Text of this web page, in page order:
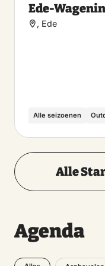
Ede-
, Ede
Alle seizoenen
Alle
Agenda